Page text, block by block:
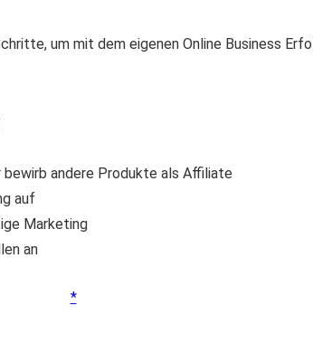
um mit dem eigenen Online Business
andere Produkte als Affiliate
auf
Marketing
an